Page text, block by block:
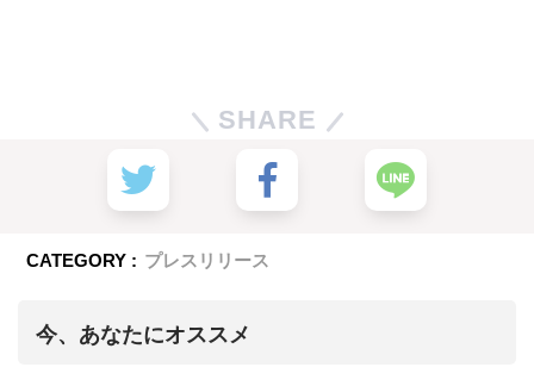
SHARE
CATEGORY : プレスリリース
今、あなたにオススメ